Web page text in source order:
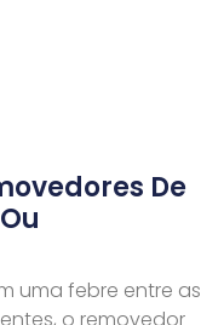
De
uma febre entre as